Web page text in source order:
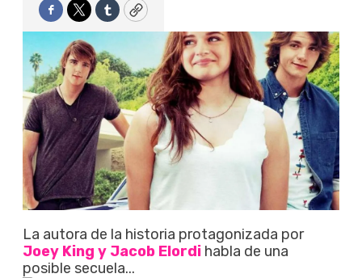
Facebook
TwitterTumblrCopy
La autora de la historia protagonizada por
Joey King y Jacob Elordi habla de una
posible secuela...